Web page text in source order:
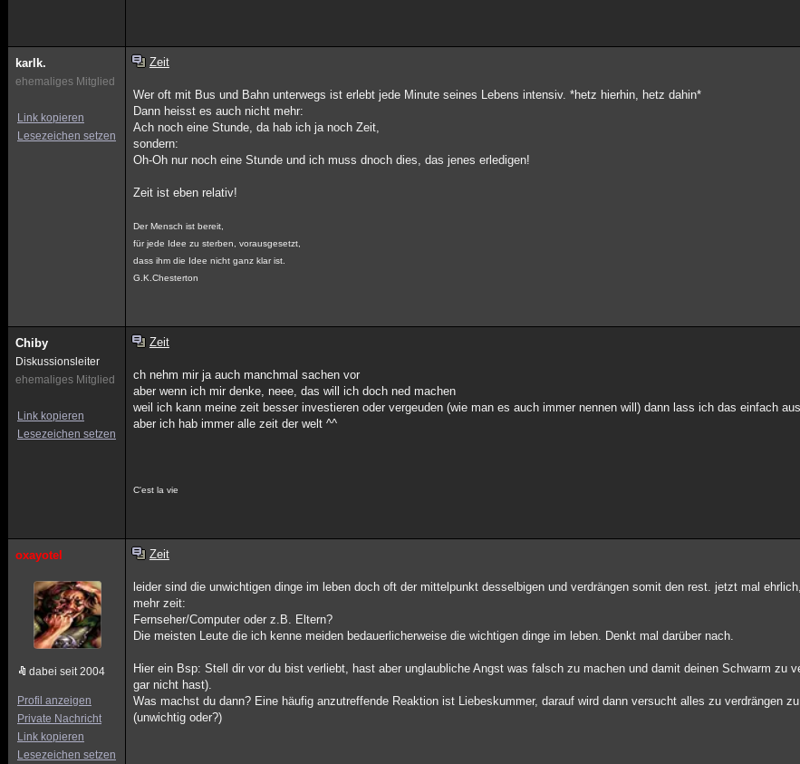
karlk.
ehemaliges Mitglied
Link kopieren
Lesezeichen setzen
Zeit
Wer oft mit Bus und Bahn unterwegs ist erlebt jede Minute seines Lebens intensiv. *hetz hierhin, hetz dahin*
Dann heisst es auch nicht mehr:
Ach noch eine Stunde, da hab ich ja noch Zeit,
sondern:
Oh-Oh nur noch eine Stunde und ich muss dnoch dies, das jenes erledigen!
Zeit ist eben relativ!
Der Mensch ist bereit,
für jede Idee zu sterben, vorausgesetzt,
dass ihm die Idee nicht ganz klar ist.
G.K.Chesterton
Chiby
Diskussionsleiter
ehemaliges Mitglied
Link kopieren
Lesezeichen setzen
Zeit
ch nehm mir ja auch manchmal sachen vor
aber wenn ich mir denke, neee, das will ich doch ned machen
weil ich kann meine zeit besser investieren oder vergeuden (wie man es auch immer nennen will) dann lass ich das einfach
aber ich hab immer alle zeit der welt ^^
C'est la vie
oxayotel
dabei seit 2004
Profil anzeigen
Private Nachricht
Link kopieren
Lesezeichen setzen
Zeit
leider sind die unwichtigen dinge im leben doch oft der mittelpunkt desselbigen und verdrängen somit den rest. jetzt mal
mehr zeit:
Fernseher/Computer oder z.B. Eltern?
Die meisten Leute die ich kenne meiden bedauerlicherweise die wichtigen dinge im leben. Denkt mal darüber nach.
Hier ein Bsp: Stell dir vor du bist verliebt, hast aber unglaubliche Angst was falsch zu machen und damit deinen Schwarm zu
gar nicht hast).
Was machst du dann? Eine häufig anzutreffende Reaktion ist Liebeskummer, darauf wird dann versucht alles zu verdrängen
(unwichtig oder?)